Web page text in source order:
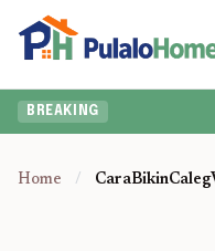
BREAKING
Home /